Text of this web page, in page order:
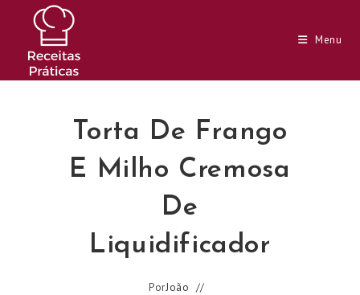
conteúdo
Menu
Torta De Frango
E Milho Cremosa
De
Liquidificador
PorJoão